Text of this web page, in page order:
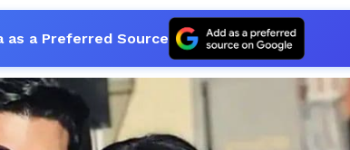
as a Preferred Source